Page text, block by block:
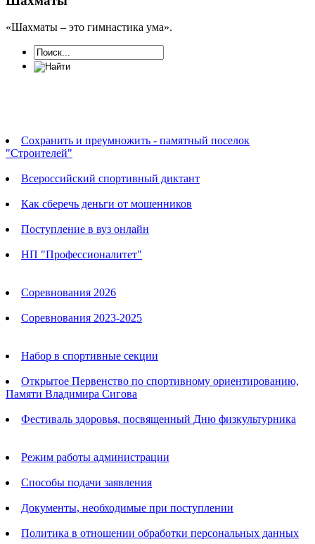
«Шахматы – это гимнастика ума».
Сохранить и преумножить - памятный поселок
"Строителей"
Всероссийский спортивный диктант
Как сберечь деньги от мошенников
Поступление в вуз онлайн
НП "Профессионалитет"
Соревнования 2026
Соревнования 2023-2025
Набор в спортивные секции
Открытое Первенство по спортивному ориентированию,
Памяти Владимира Сигова
Фестиваль здоровья, посвященный Дню физкультурника
Режим работы администрации
Способы подачи заявления
Документы, необходимые при поступлении
Политика в отношении обработки персональных данных